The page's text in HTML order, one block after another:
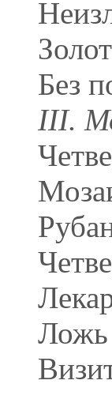
Без
III.
Ложь